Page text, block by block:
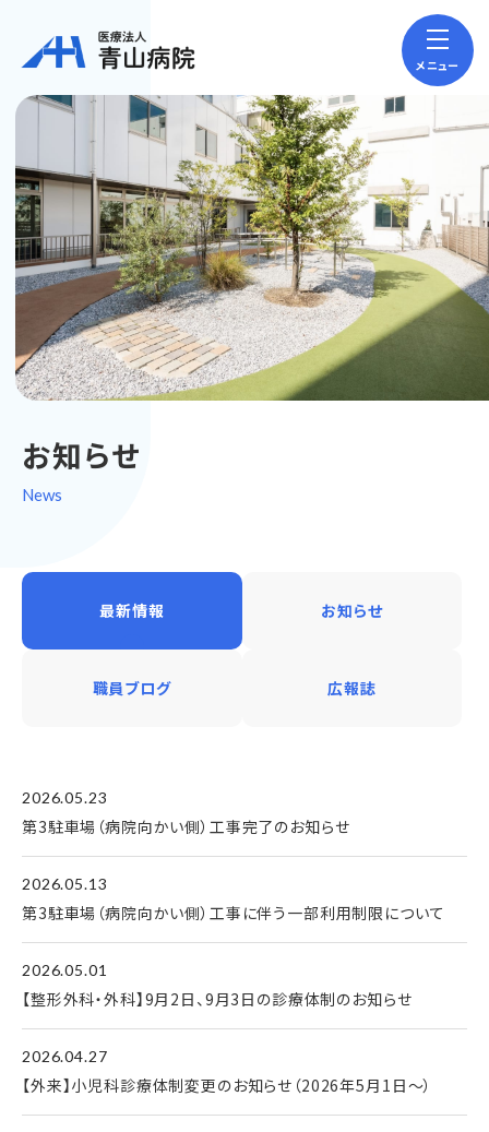
メニュー
お知らせ
News
最新情報 お知らせ
職員ブログ 広報誌
2026.05.23
第3駐車場（病院向かい側）工事完了のお知らせ
2026.05.13
第3駐車場（病院向かい側）工事に伴う一部利用制限について
2026.05.01
【整形外科・外科】9月2日、9月3日の診療体制のお知らせ
2026.04.27
【外来】小児科診療体制変更のお知らせ（2026年5月1日～）